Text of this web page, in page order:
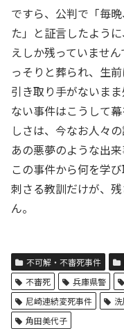
ですら、公判で「毎
た」と証言したよう
えしか残っていませ
っそりと葬られ、生
引き取り手がないま
ない事件はこうして
しさは、今なお人々
あの悪夢のような出
この事件から何を学
刺さる教訓だけが、
ん。
不可解・不審死事件
不審死
兵庫県警
尼崎連続変死事件
角田美代子